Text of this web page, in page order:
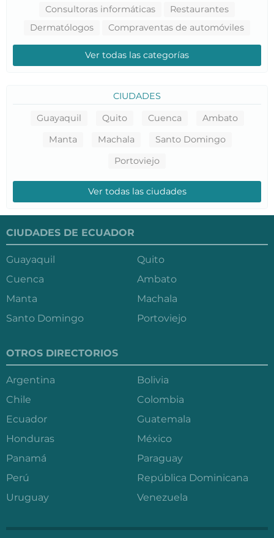
Consultoras informáticas
Restaurantes
Dermatólogos
Compraventas de automóviles
Ver todas las categorías
CIUDADES
Guayaquil
Quito Cuenca
Ambato
Manta
Machala
Santo Domingo
Portoviejo
Ver todas las ciudades
CIUDADES DE ECUADOR
Guayaquil
Quito
Cuenca
Ambato
Manta
Machala
Santo Domingo
Portoviejo
OTROS DIRECTORIOS
Argentina
Bolivia
Chile
Colombia
Ecuador
Guatemala
Honduras
México
Panamá
Paraguay
Perú
República Dominicana
Uruguay
Venezuela